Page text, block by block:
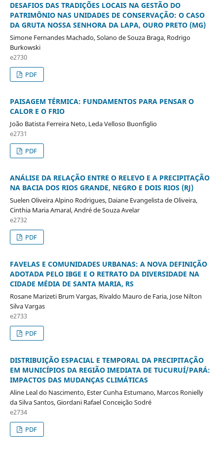
DESAFIOS DAS TRADIÇÕES LOCAIS NA GESTÃO DO
PATRIMÔNIO NAS UNIDADES DE CONSERVAÇÃO: O CASO
DA GRUTA NOSSA SENHORA DA LAPA, OURO PRETO (MG)
Simone Fernandes Machado, Solano de Souza Braga, Rodrigo
Burkowski
e2730
PDF
PAISAGEM TÉRMICA: FUNDAMENTOS PARA PENSAR O
CALOR E O FRIO
João Batista Ferreira Neto, Leda Velloso Buonfiglio
e2731
PDF
ANÁLISE DA RELAÇÃO ENTRE O RELEVO E A PRECIPITAÇÃO
NA BACIA DOS RIOS GRANDE, NEGRO E DOIS RIOS (RJ)
Suelen Oliveira Alpino Rodrigues, Daiane Evangelista de Oliveira,
Cinthia Maria Amaral, André de Souza Avelar
e2732
PDF
FAVELAS E COMUNIDADES URBANAS: A NOVA DEFINIÇÃO
ADOTADA PELO IBGE E O RETRATO DA DIVERSIDADE NA
CIDADE MÉDIA DE SANTA MARIA, RS
Rosane Marizeti Brum Vargas, Rivaldo Mauro de Faria, Jose Nilton
Silva Vargas
e2733
PDF
DISTRIBUIÇÃO ESPACIAL E TEMPORAL DA PRECIPITAÇÃO
EM MUNICÍPIOS DA REGIÃO IMEDIATA DE TUCURUÍ/PARÁ:
IMPACTOS DAS MUDANÇAS CLIMÁTICAS
Aline Leal do Nascimento, Ester Cunha Estumano, Marcos Ronielly
da Silva Santos, Giordani Rafael Conceição Sodré
e2734
PDF